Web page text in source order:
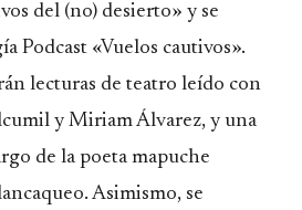
del (no) desierto» y se
Podcast «Vuelos cautivos».
lecturas de teatro leído con
y Miriam Álvarez, y una
de la poeta mapuche
Asimismo, se